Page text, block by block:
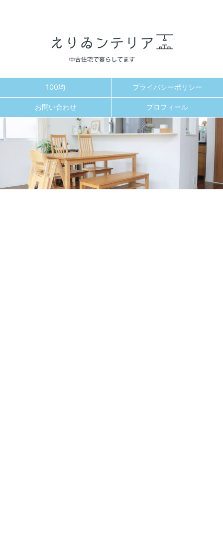
100均 プライバシーポリシー
お問い合わせ プロフィール